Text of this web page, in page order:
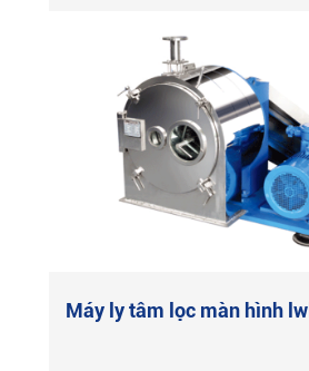
Máy ly tâm lọc màn hình lwl